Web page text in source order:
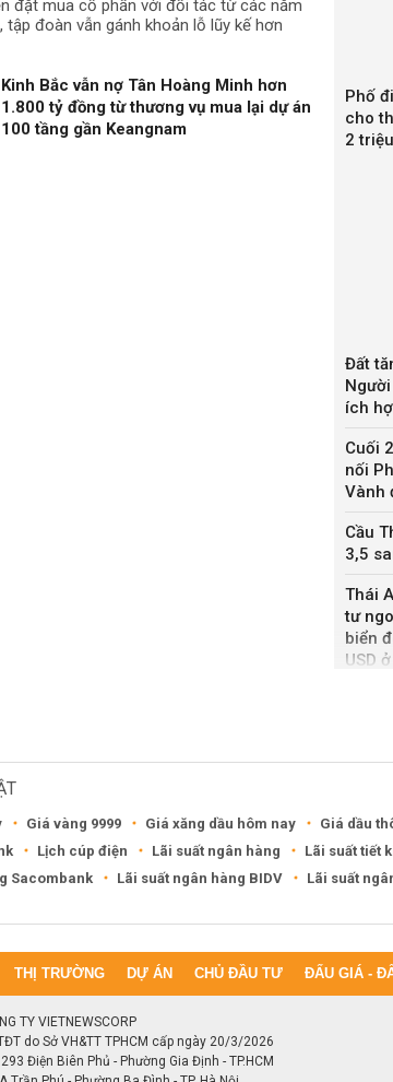
đặt mua cổ phần với đối tác từ các năm
đoàn vẫn gánh khoản lỗ lũy kế hơn
Kinh Bắc vẫn nợ Tân Hoàng Minh hơn
1.800 tỷ đồng từ thương vụ mua lại dự án
100 tầng gần Keangnam
Phố
cho
2
Đất
ích
Cuối
nối
Vành
Cầu
3,5
Thái
tư
biển
USD
Giá vàng 9999 Giá xăng dầu hôm nay Giá dầu
Lịch cúp điện Lãi suất ngân hàng Lãi suất tiết
Sacombank
Lãi suất ngân hàng BIDV Lãi suất
THỊ TRƯỜNG DỰ ÁN CHỦ ĐẦU TƯ ĐẤU GIÁ -
TY VIETNEWSCORP
do Sở VH&TT TPHCM cấp ngày 20/3/2026
Điện Biên Phủ - Phường Gia Định - TP.HCM